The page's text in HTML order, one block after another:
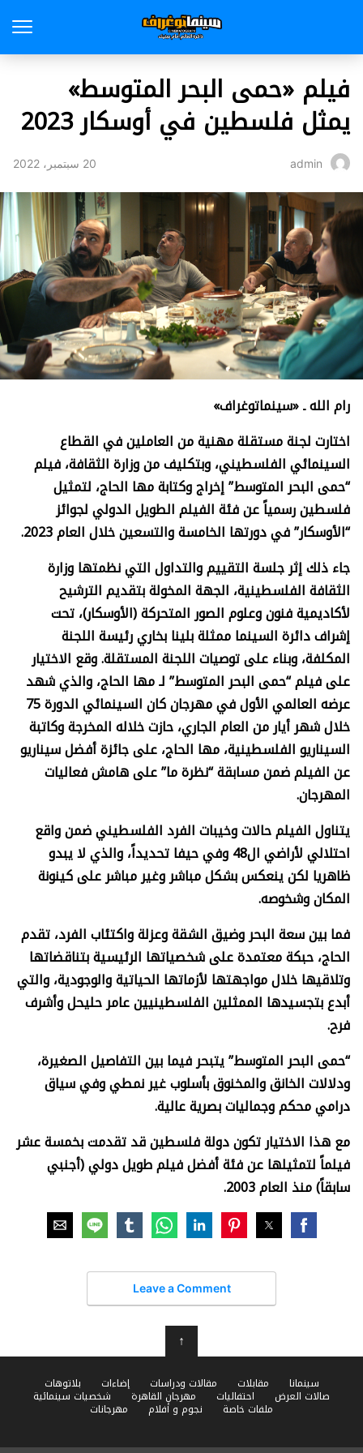
فيلم «حمى البحر المتوسط»
يمثل فلسطين في أوسكار 2023
admin 20 سبتمبر، 2022
رام الله ـ «سينماتوغراف»
اختارت لجنة مستقلة مهنية من العاملين في القطاع
السينمائي الفلسطيني، وبتكليف من وزارة الثقافة، فيلم
“حمى البحر المتوسط” إخراج وكتابة مها الحاج، لتمثيل
فلسطين رسمياً عن فئة الفيلم الطويل الدولي لجوائز
“الأوسكار” في دورتها الخامسة والتسعين خلال العام 2023.
جاء ذلك إثر جلسة التقييم والتداول التي نظمتها وزارة
الثقافة الفلسطينية، الجهة المخولة بتقديم الترشيح
لأكاديمية فنون وعلوم الصور المتحركة (الأوسكار)، تحت
إشراف دائرة السينما ممثلة بلينا بخاري رئيسة اللجنة
المكلفة، وبناء على توصيات اللجنة المستقلة. وقع الاختيار
على فيلم “حمى البحر المتوسط” لـ مها الحاج، والذي شهد
عرضه العالمي الأول في مهرجان كان السينمائي الدورة 75
خلال شهر أيار من العام الجاري، حازت خلاله المخرجة وكاتبة
السيناريو الفلسطينية، مها الحاج، على جائزة أفضل سيناريو
عن الفيلم ضمن مسابقة “نظرة ما” على هامش فعاليات
المهرجان.
يتناول الفيلم حالات وخيبات الفرد الفلسطيني ضمن واقع
احتلالي لأراضي ال48 وفي حيفا تحديداً، والذي لا يبدو
ظاهريا لكن ينعكس بشكل مباشر وغير مباشر على كينونة
المكان وشخوصه.
فما بين سعة البحر وضيق الشقة وعزلة واكتئاب الفرد، تقدم
الحاج، حبكة معتمدة على شخصياتها الرئيسية بتناقضاتها
وتلاقيها خلال مواجهتها لأزماتها الحياتية والوجودية، والتي
أبدع بتجسيدها الممثلين الفلسطينيين عامر حليحل وأشرف
فرح.
“حمى البحر المتوسط” يتبحر فيما بين التفاصيل الصغيرة،
ودلالات الخانق والمخنوق بأسلوب غير نمطي وفي سياق
درامي محكم وجماليات بصرية عالية.
مع هذا الاختيار تكون دولة فلسطين قد تقدمت بخمسة عشر
فيلماً لتمثيلها عن فئة أفضل فيلم طويل دولي (أجنبي
سابقاً) منذ العام 2003.
Leave a Comment
↑
سينمانا مقابلات مقالات ودراسات إضاءات بلاتوهات
صالات العرض احتفاليات مهرجان القاهرة شخصيات سينمائية
ملفات خاصة نجوم و أفلام مهرجانات